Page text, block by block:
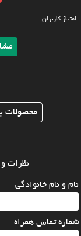
امتیاز کاربران
محصولات
نظرات و
نام و نام خانوادگی
شماره تماس همراه